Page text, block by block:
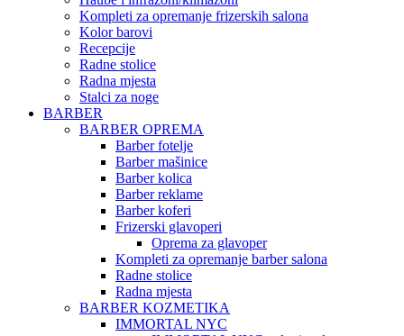
Kompleti za opremanje frizerskih salona
Kolor barovi
Recepcije
Radne stolice
Radna mjesta
Stalci za noge
BARBER
BARBER OPREMA
Barber fotelje
Barber mašinice
Barber kolica
Barber reklame
Barber koferi
Frizerski glavoperi
Oprema za glavoper
Kompleti za opremanje barber salona
Radne stolice
Radna mjesta
BARBER KOZMETIKA
IMMORTAL NYC